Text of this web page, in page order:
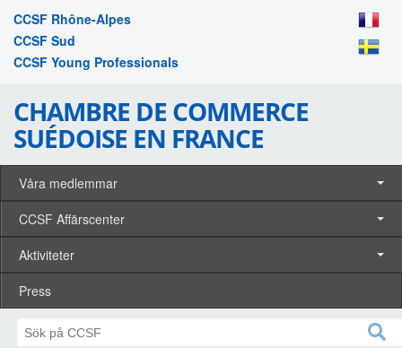
CCSF Rhône-Alpes
CCSF Sud
CCSF Young Professionals
CHAMBRE DE COMMERCE
SUÉDOISE EN FRANCE
Våra medlemmar
CCSF Affärscenter
Aktiviteter
Press